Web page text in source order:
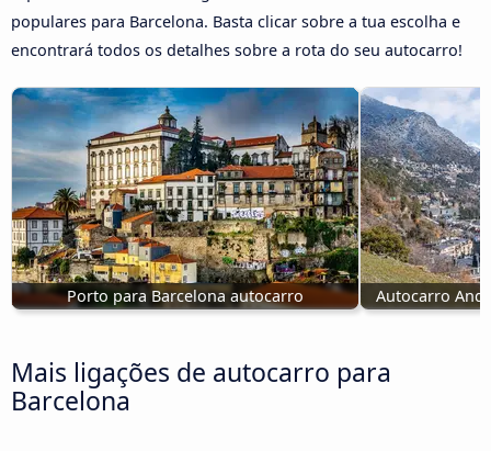
populares para Barcelona. Basta clicar sobre a tua escolha e
encontrará todos os detalhes sobre a rota do seu autocarro!
Porto para Barcelona autocarro Autocarro
Mais ligações de autocarro para
Barcelona